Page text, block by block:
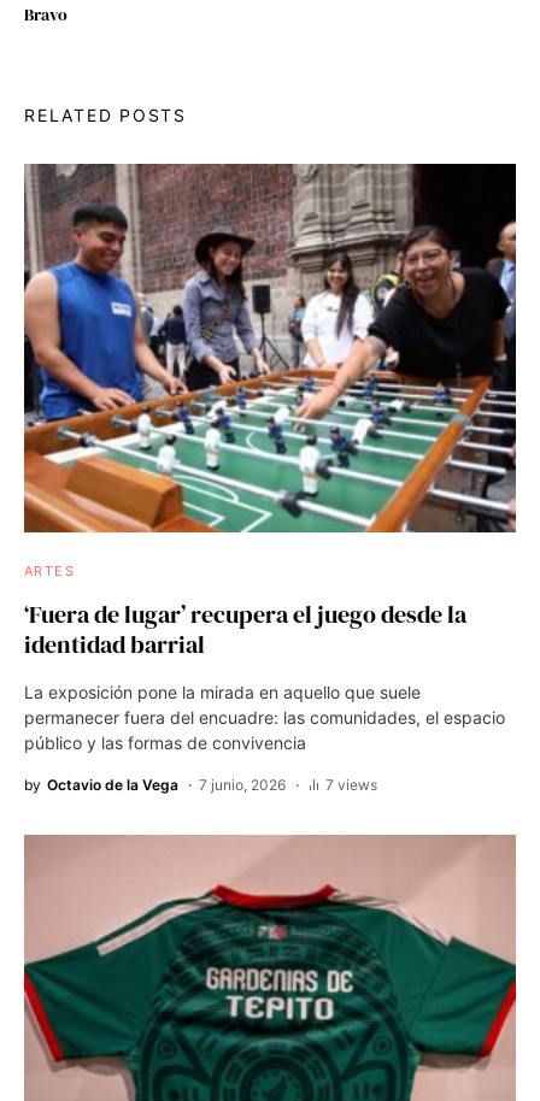
Bravo
RELATED POSTS
ARTES
‘Fuera de lugar’ recupera el juego desde la
identidad barrial
La exposición pone la mirada en aquello que suele
permanecer fuera del encuadre: las comunidades, el espacio
público y las formas de convivencia
by Octavio de la Vega 7 junio, 2026 7 views